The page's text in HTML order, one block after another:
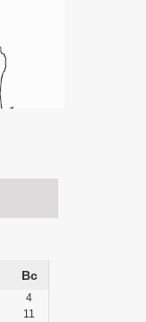
Вс
4
11